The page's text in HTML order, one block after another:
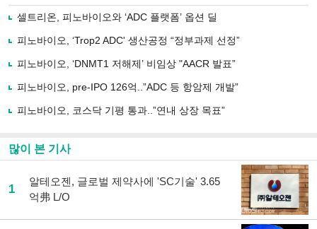
로
사
유
기
셀트리온, 피노바이오와 ‘ADC 플랫폼’ 옵션 딜
피노바이오, ‘Trop2 ADC' 생산공정 “정부과제 선정”
피노바이오, ‘DNMT1 저해제’ 비임상 "AACR 발표”
피노바이오, pre-IPO 126억..”ADC 등 항암제 개발”
피노바이오, 코스닥 기평 통과..”연내 상장 목표”
많이 본 기사
1
알테오젠, 글로벌 제약사에 'SC기술' 3.65
억弗 L/O